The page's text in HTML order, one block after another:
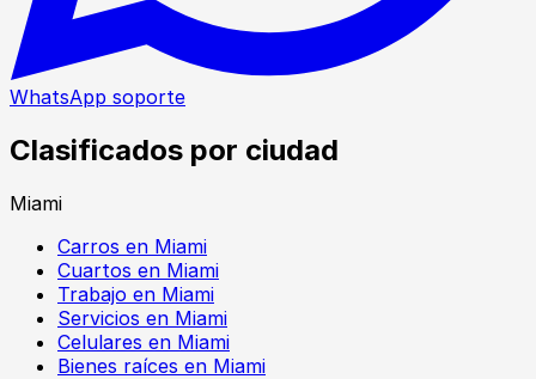
WhatsApp soporte
Clasificados por ciudad
Miami
Carros en Miami
Cuartos en Miami
Trabajo en Miami
Servicios en Miami
Celulares en Miami
Bienes raíces en Miami